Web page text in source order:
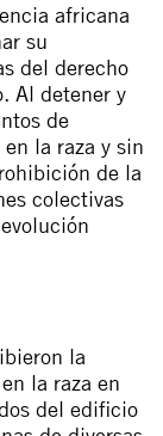
africana
su
del derecho
Al detener y
de
la raza y sin
de la
colectivas
la
la raza en
del edificio